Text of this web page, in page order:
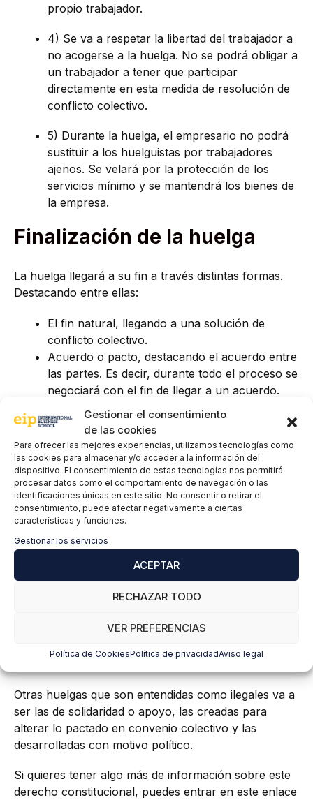
Gestionar el consentimiento
de las cookies
Para ofrecer las mejores experiencias, utilizamos tecnologías como
las cookies para almacenar y/o acceder a la información del
dispositivo. El consentimiento de estas tecnologías nos permitirá
procesar datos como el comportamiento de navegación o las
identificaciones únicas en este sitio. No consentir o retirar el
consentimiento, puede afectar negativamente a ciertas
características y funciones.
Gestionar los servicios
ACEPTAR
RECHAZAR TODO
VER PREFERENCIAS
Política de CookiesPolítica de privacidadAviso legal
propio trabajador.
4) Se va a respetar la libertad del trabajador a
no acogerse a la huelga. No se podrá obligar a
un trabajador a tener que participar
directamente en esta medida de resolución de
conflicto colectivo.
5) Durante la huelga, el empresario no podrá
sustituir a los huelguistas por trabajadores
ajenos. Se velará por la protección de los
servicios mínimo y se mantendrá los bienes de
la empresa.
Finalización de la huelga
La huelga llegará a su fin a través distintas formas.
Destacando entre ellas:
El fin natural, llegando a una solución de
conflicto colectivo.
Acuerdo o pacto, destacando el acuerdo entre
las partes. Es decir, durante todo el proceso se
negociará con el fin de llegar a un acuerdo.
establece el Ministerio de Trabajo para poner
fin a la huelga cuando ni los trabajadores, ni
tampoco el empresario consiguen llegar a un
acuerdo. La resolución del árbitro en relación
con el fin de la huelga va a ser de obligado
cumplimiento.
La legalidad de la huelga
La huelga va a poder ser entendida legal como ilegal.
Cuando se cumple todos los puntos establecidos
legal, pero si no es así, la huelga podrá ser entendida
como ilegal y eso tendrá importantes consecuencias
Otras huelgas que son entendidas como ilegales va a
ser las de solidaridad o apoyo, las creadas para
alterar lo pactado en convenio colectivo y las
desarrolladas con motivo político.
Si quieres tener algo más de información sobre este
derecho constitucional, puedes entrar en este enlace